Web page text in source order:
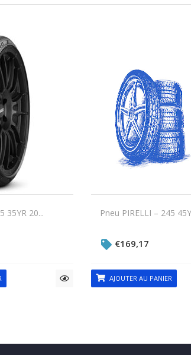
35YR 20... Pneu PIRELLI – 245
€169,17
AJOUTER AU PANIER